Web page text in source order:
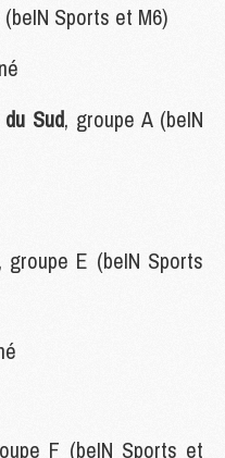
Sports et M6)
Sud, groupe A (beIN
groupe E (beIN Sports
F (beIN Sports et